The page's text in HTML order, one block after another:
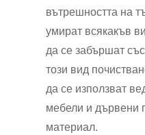
вътрешността на
умират всякакъв
да се забършат
този вид
да се използват
мебели и дървени
материал.